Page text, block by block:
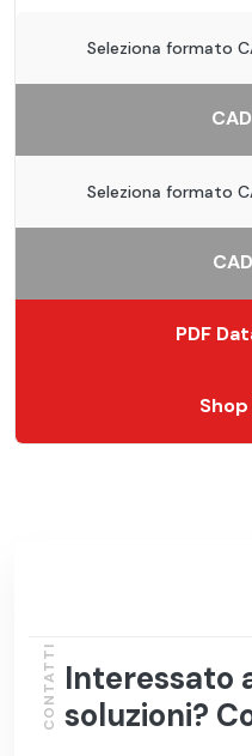
PDF
Interessato
soluzioni?
CONTATTI